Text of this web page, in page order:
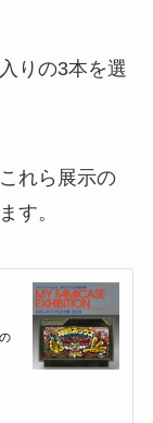
りの3本を選
れら展示の
す。